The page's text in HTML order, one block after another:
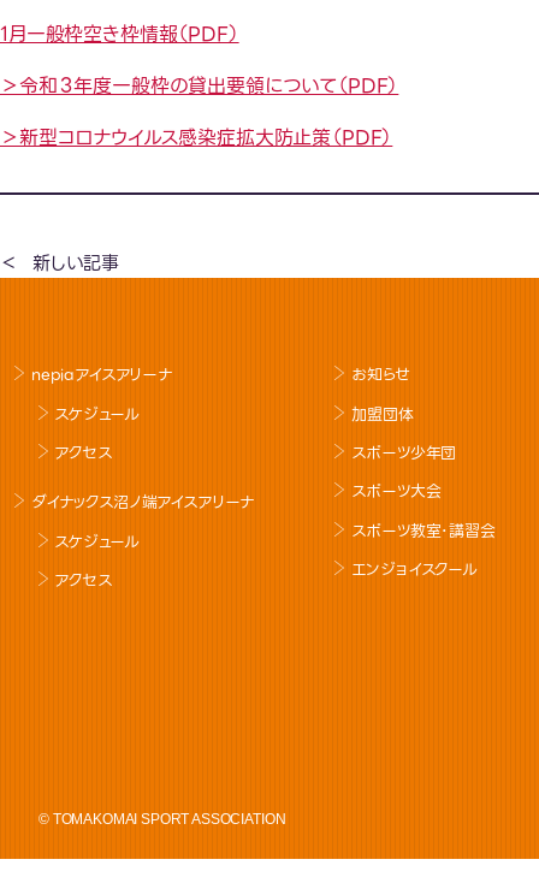
1月一般枠空き枠情報（PDF）
＞令和３年度一般枠の貸出要領について（PDF）
＞新型コロナウイルス感染症拡大防止策（PDF）
新しい記事
nepiaアイスアリーナ
スケジュール
アクセス
ダイナックス沼ノ端アイスアリーナ
スケジュール
アクセス
お知らせ
加盟団体
スポーツ少年団
スポーツ大会
スポーツ教室･講習会
エンジョイスクール
© TOMAKOMAI SPORT ASSOCIATION